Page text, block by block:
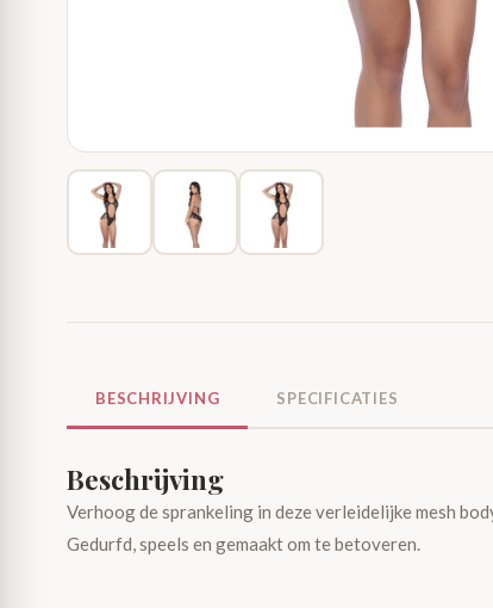
BESCHRIJVING SPECIFICATIES
Beschrijving
Verhoog de sprankeling in deze verleidelijke mesh
Gedurfd, speels en gemaakt om te betoveren.